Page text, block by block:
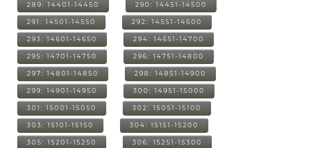
289: 14401-14450 290: 14451-14500
291: 14501-14550 292: 14551-14600
293: 14601-14650 294: 14651-14700
295: 14701-14750 296: 14751-14800
297: 14801-14850 298: 14851-14900
299: 14901-14950 300: 14951-15000
301: 15001-15050 302: 15051-15100
303: 15101-15150 304: 15151-15200
305: 15201-15250 306: 15251-15300